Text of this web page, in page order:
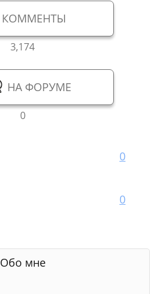
КОММЕНТЫ
3,174
НА ФОРУМЕ
0
0
0
Обо мне